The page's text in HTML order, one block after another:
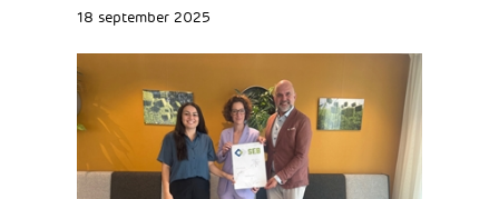
18 september 2025